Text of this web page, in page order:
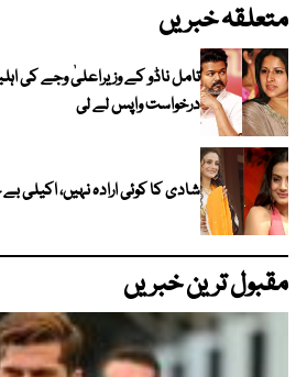
متعلقہ خبریں
تامل ناڈو کے وزیراعلیٰ وجے کی
درخواست واپس لے لی
شادی کا کوئی ارادہ نہیں، اکیلی
مقبول ترین خبریں